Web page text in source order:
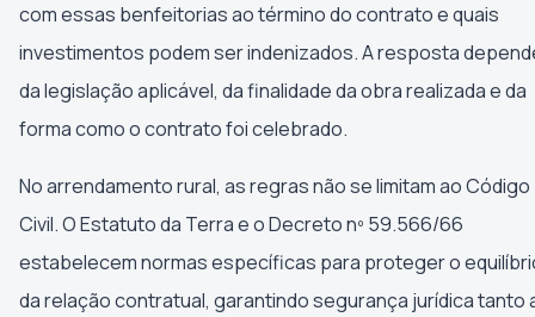
com essas benfeitorias ao término do contrato e quais
investimentos podem ser indenizados. A resposta
da legislação aplicável, da finalidade da obra realizada e da
forma como o contrato foi celebrado.
No arrendamento rural, as regras não se limitam ao Código
Civil. O Estatuto da Terra e o Decreto nº 59.566/66
estabelecem normas específicas para proteger o
da relação contratual, garantindo segurança jurídica tanto